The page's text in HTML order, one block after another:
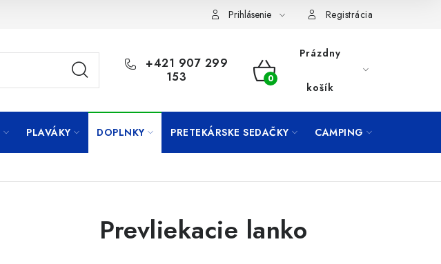
Prihlásenie Registrácia
+421 907 299
153
NÁKUPNÝ
Prázdny
košík
PLAVÁKY DOPLNKY PRETEKÁRSKE SEDAČKY CAMPING
Prevliekacie lanko